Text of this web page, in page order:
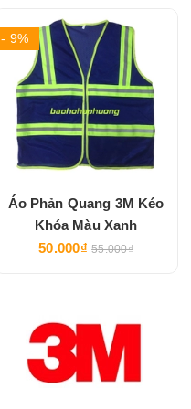
- 9%
Áo Phản Quang 3M Kéo
Khóa Màu Xanh
50.000₫ 55.000₫